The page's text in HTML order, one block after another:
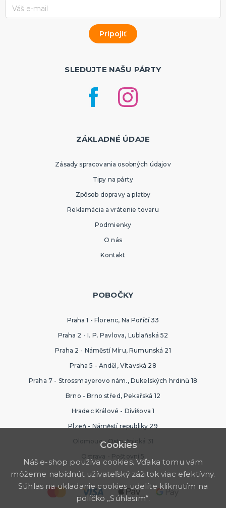
SLEDUJTE NAŠU PÁRTY
ZÁKLADNÉ ÚDAJE
Zásady spracovania osobných údajov
Tipy na párty
Zpôsob dopravy a platby
Reklamácia a vrátenie tovaru
Podmienky
O nás
Kontakt
POBOČKY
Praha 1 - Florenc, Na Poříčí 33
Praha 2 - I. P. Pavlova, Lublaňská 52
Praha 2 - Náměstí Míru, Rumunská 21
Praha 5 - Anděl, Vltavská 28
Praha 7 - Strossmayerovo nám., Dukelských hrdinů 18
Brno - Brno střed, Pekařská 12
Hradec Králové - Divišova 1
Plzeň - Náměstí republiky 29
Olomouc - Ostružnická 31
Ostrava - Poštovní 5
Cookies
Náš e-shop používa cookies. Vďaka tomu vám
môžeme nabídnúť užívateľský zážitok viac efektívny.
Súhlas na ukladanie cookies udelíte kliknutím na
políčko „Súhlasím“.